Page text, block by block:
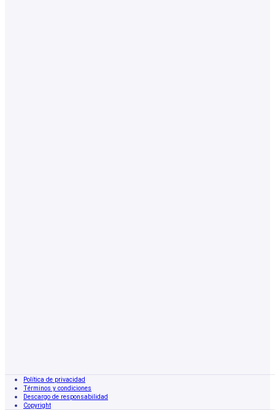
Política de privacidad
Términos y condiciones
Descargo de responsabilidad
Copyright